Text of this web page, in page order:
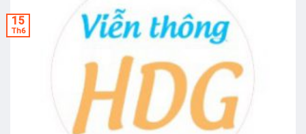
15
Th6